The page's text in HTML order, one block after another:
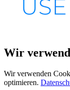
Wir
Wir verwenden
optimieren.